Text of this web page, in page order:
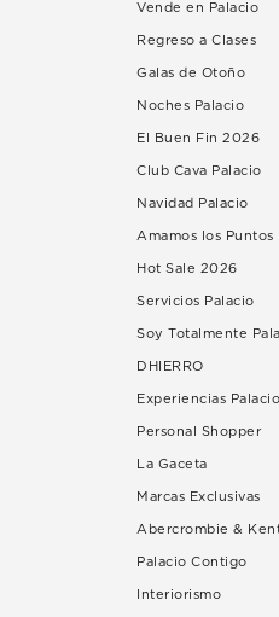
Vende en Palacio
Regreso a Clases
Galas de Otoño
Noches Palacio
El Buen Fin 2026
Club Cava Palacio
Navidad Palacio
Amamos los Puntos
Hot Sale 2026
Servicios Palacio
Soy Totalmente
DHIERRO
Experiencias Palacio
Personal Shopper
La Gaceta
Marcas Exclusivas
Abercrombie &
Palacio Contigo
Interiorismo